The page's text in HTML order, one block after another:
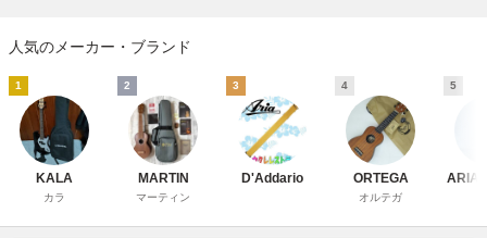
人気のメーカー・ブランド
1
KALA
カラ
2
MARTIN
マーティン
3
D'Addario
4
ORTEGA
オルテガ
5
ARIA